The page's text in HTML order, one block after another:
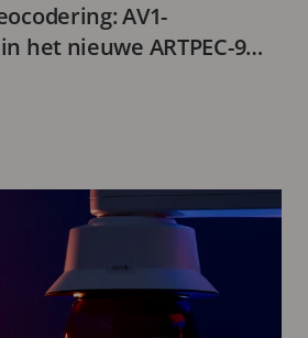
AV1-
het nieuwe ARTPEC-9